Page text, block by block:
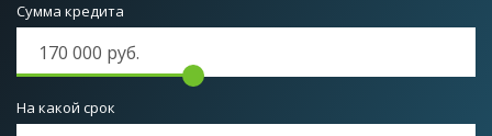
Сумма кредита
На какой срок